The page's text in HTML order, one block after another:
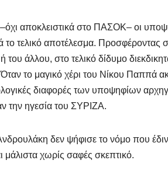
αποκλειστικά στο ΠΑΣΟΚ– οι
το τελικό αποτέλεσμα.
του άλλου, στο τελικό δίδυμο
το μαγικό χέρι του Νίκου Παππά
διαφορές των υποψηφίων
την ηγεσία του ΣΥΡΙΖΑ.
δεν ψήφισε το νόμο που
χωρίς σαφές σκεπτικό.